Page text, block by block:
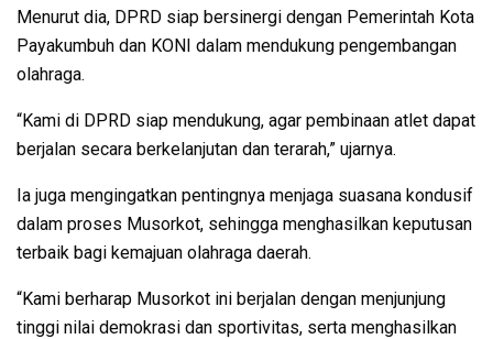
Menurut dia, DPRD siap bersinergi dengan Pemerintah Kota
Payakumbuh dan KONI dalam mendukung pengembangan
olahraga.
“Kami di DPRD siap mendukung, agar pembinaan atlet dapat
berjalan secara berkelanjutan dan terarah,” ujarnya.
Ia juga mengingatkan pentingnya menjaga suasana kondusif
dalam proses Musorkot, sehingga menghasilkan keputusan
terbaik bagi kemajuan olahraga daerah.
“Kami berharap Musorkot ini berjalan dengan menjunjung
tinggi nilai demokrasi dan sportivitas, serta menghasilkan